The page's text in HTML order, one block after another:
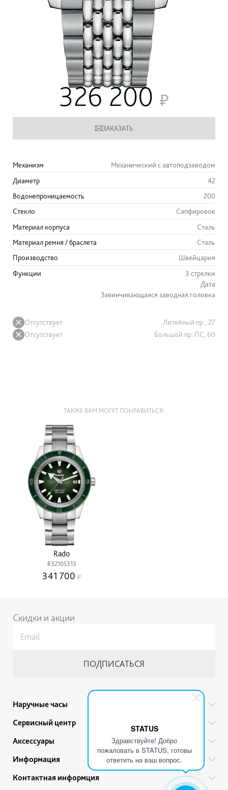
STATUS
Здравствуйте! Добро
пожаловать в STATUS, готовы
ответить на ваш вопрос.
326 200
ЗАКАЗАТЬ
Механизм
Механический с автоподзаводом
Диаметр
42
Водонепроницаемость
200
Стекло
Сапфировое
Материал корпуса
Сталь
Материал ремня / браслета
Сталь
Производство
Швейцария
Функции
3 стрелки
Дата
Завинчивающаяся заводная головка
Отсутствует
Литейный пр., 27
Отсутствует
Большой пр. ПС, 60
ТАКЖЕ ВАМ МОГУТ ПОНРАВИТЬСЯ:
Rado
R32105313
341 700
Скидки и акции
Наручные часы
Все бренды
Женские часы
Детские часы
Сервисный центр
Гарантийный ремонт
Прайс
Советы по уходу
Аксессуары
Ручки
Ремешки для часов
Информация
Привилегии
Контактная информция